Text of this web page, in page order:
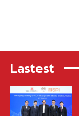
Lastest